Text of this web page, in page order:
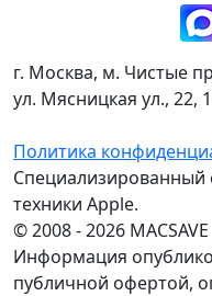
г. Москва, м. Чистые
ул. Мясницкая ул., 22,
Политика
Специализированный
техники Apple.
© 2008 - 2026 MACSAVE
Информация
публичной офертой,